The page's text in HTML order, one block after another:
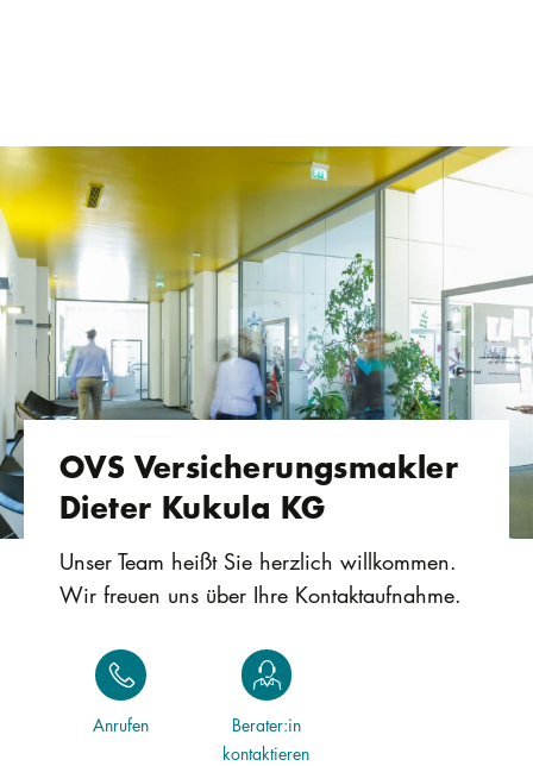
OVS Versicherungsmakler
Dieter Kukula KG
Unser Team heißt Sie herzlich willkommen.
Wir freuen uns über Ihre Kontaktaufnahme.
Anrufen
Berater:in
kontaktieren